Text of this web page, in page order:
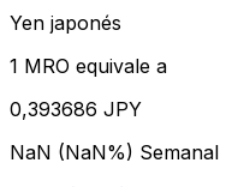
Yen japonés
1 MRO equivale a
0,393686 JPY
NaN (NaN%) Semanal